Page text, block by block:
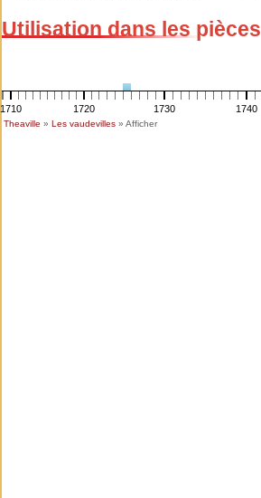
Utilisation dans les pièces
1710 1720 1730 1740
Theaville » Les vaudevilles» Afficher